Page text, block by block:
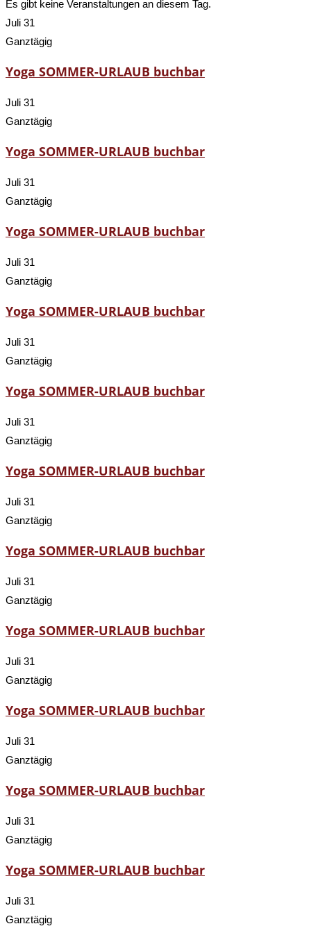
Es gibt keine Veranstaltungen an diesem Tag.
Juli 31
Ganztägig
Yoga SOMMER-URLAUB buchbar
Juli 31
Ganztägig
Yoga SOMMER-URLAUB buchbar
Juli 31
Ganztägig
Yoga SOMMER-URLAUB buchbar
Juli 31
Ganztägig
Yoga SOMMER-URLAUB buchbar
Juli 31
Ganztägig
Yoga SOMMER-URLAUB buchbar
Juli 31
Ganztägig
Yoga SOMMER-URLAUB buchbar
Juli 31
Ganztägig
Yoga SOMMER-URLAUB buchbar
Juli 31
Ganztägig
Yoga SOMMER-URLAUB buchbar
Juli 31
Ganztägig
Yoga SOMMER-URLAUB buchbar
Juli 31
Ganztägig
Yoga SOMMER-URLAUB buchbar
Juli 31
Ganztägig
Yoga SOMMER-URLAUB buchbar
Juli 31
Ganztägig